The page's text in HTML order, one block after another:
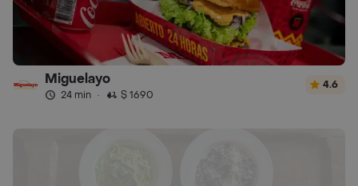
Miguelayo
24 min · $ 1690
4.6